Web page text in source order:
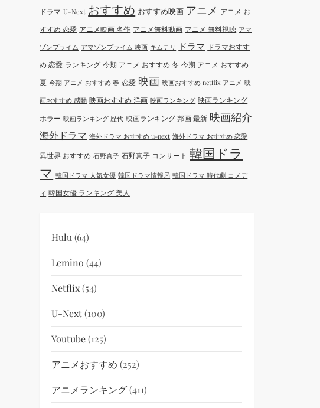
ドラマ U-Next おすすめ おすすめ映画 アニメ アニメ お
すすめ 恋愛 アニメ映画 名作 アニメ無料動画 アニメ 無料視聴 アマ
ゾンプライム アマゾンプライム 映画 キムテリ ドラマ ドラマおすす
め 恋愛 ランキング 今期 アニメ おすすめ 冬 今期 アニメ おすすめ
夏 今期 アニメ おすすめ 春 恋愛 映画 映画おすすめ netflix アニメ 映
画おすすめ 感動 映画おすすめ 洋画 映画ランキング 映画ランキング
ホラー 映画ランキング 歴代 映画ランキング 邦画 最新 映画紹介
海外ドラマ 海外ドラマ おすすめ u-next 海外ドラマ おすすめ 恋愛
異世界 おすすめ 石野真子 石野真子 コンサート 韓国ドラ
マ 韓国ドラマ 人気女優 韓国ドラマ情報局 韓国ドラマ 時代劇 コメデ
ィ 韓国女優 ランキング 美人
Hulu (64)
Lemino (44)
Netflix(54)
U-Next(100)
Youtube(125)
アニメおすすめ (252)
アニメランキング(411)